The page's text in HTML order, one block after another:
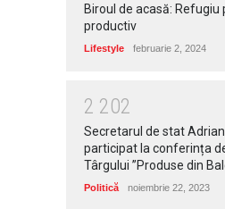
Biroul de acasă: Refugiu
productiv
Lifestyle februarie 2, 2024
2 202
Secretarul de stat
participat la conferința
Târgului ”Produse din
Politică noiembrie 22, 2023